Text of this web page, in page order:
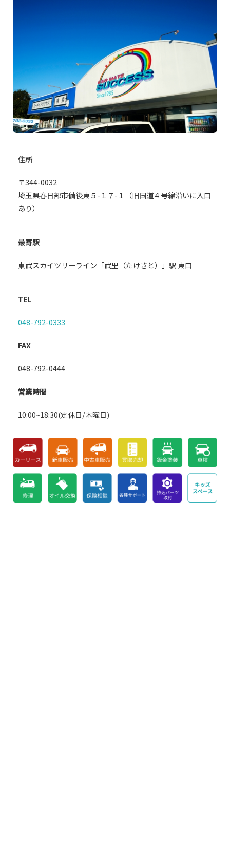
住所
〒344-0032
埼玉県春日部市備後東５-１７-１（旧国道４号線沿いに入口
あり）
最寄駅
東武スカイツリーライン「武里（たけさと）」駅 東口
TEL
048-792-0333
FAX
048-792-0444
営業時間
10:00~18:30(定休日/木曜日)